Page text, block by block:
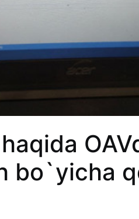
bo`yicha